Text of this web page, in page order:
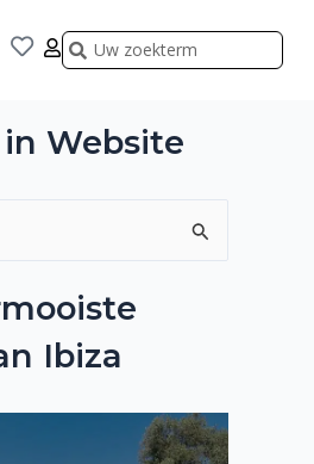
Zoeken
Zoeken
Website
Ibiza